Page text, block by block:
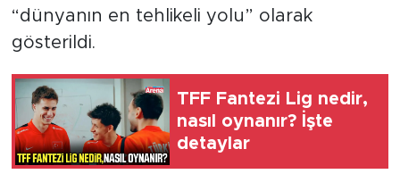
“dünyanın en tehlikeli yolu” olarak
gösterildi.
TFF Fantezi Lig nedir,
nasıl oynanır? İşte
detaylar